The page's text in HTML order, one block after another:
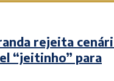
rejeita
“jeitinho” para